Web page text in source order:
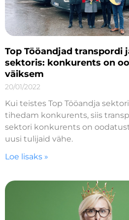
Top Tööandjad transpordi
sektoris: konkurents on
väiksem
20/01/2022
Kui teistes Top Tööandja
tihedam konkurents, siis
sektori konkurents on
uusi tulijaid vähe.
Loe lisaks »